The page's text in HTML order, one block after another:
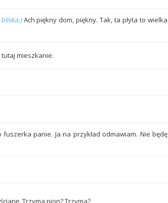
Ach piękny dom, piękny. Tak, ta płyta to wielka
tutaj mieszkanie.
panie. Ja na przykład odmawiam. Nie będę
Trzyma pion? Trzyma?